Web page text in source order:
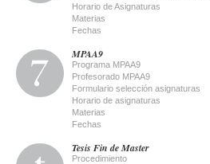
Horario de Asignaturas
Materias
Fechas
MPAA9
Programa MPAA9
Profesorado MPAA9
Formulario selección asignaturas
Horario de asignaturas
Materias
Fechas
Tesis Fin de Master
Procedimiento